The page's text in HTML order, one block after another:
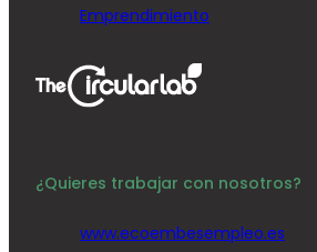
Emprendimiento
¿Quieres trabajar con nosotros?
www.ecoembesempleo.es